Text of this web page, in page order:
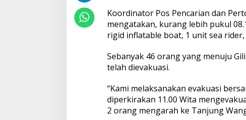
a
i
r
n
e
a
b
u
Koordinator Pos Pencarian dan
mengatakan, kurang lebih pukul
rigid inflatable boat, 1 unit sea
Sebanyak 46 orang yang menuju
telah dievakuasi.
“Kami melaksanakan evakuasi
diperkirakan 11.00 Wita
2 orang mengarah ke Tanjung